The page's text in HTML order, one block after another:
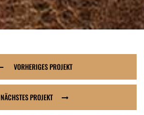
VORHERIGES PROJEKT
NÄCHSTES PROJEKT